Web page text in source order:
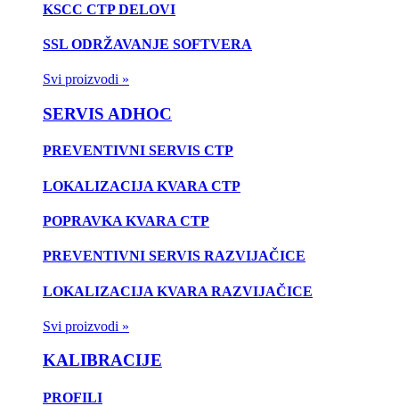
KSCC CTP DELOVI
SSL ODRŽAVANJE SOFTVERA
Svi proizvodi »
SERVIS ADHOC
PREVENTIVNI SERVIS CTP
LOKALIZACIJA KVARA CTP
POPRAVKA KVARA CTP
PREVENTIVNI SERVIS RAZVIJAČICE
LOKALIZACIJA KVARA RAZVIJAČICE
Svi proizvodi »
KALIBRACIJE
PROFILI